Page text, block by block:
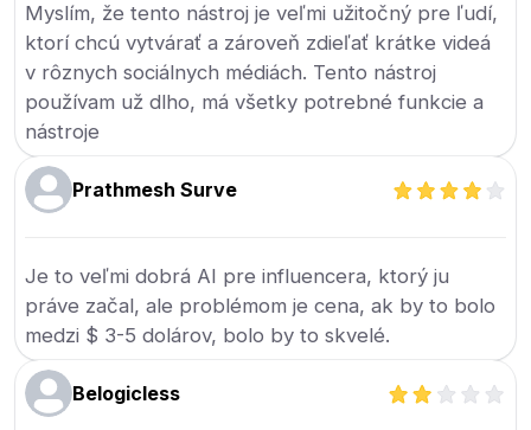
Myslím, že tento nástroj je veľmi užitočný pre ľudí,
ktorí chcú vytvárať a zároveň zdieľať krátke videá
v rôznych sociálnych médiách. Tento nástroj
používam už dlho, má všetky potrebné funkcie a
nástroje
Prathmesh Surve
Je to veľmi dobrá AI pre influencera, ktorý ju
práve začal, ale problémom je cena, ak by to bolo
medzi $ 3-5 dolárov, bolo by to skvelé.
Belogicless